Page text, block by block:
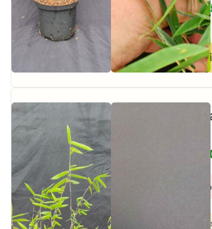
À partir
incluse
2.5L –